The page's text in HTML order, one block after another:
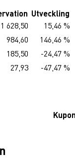
Utveckling
1 628,50
15,46 %
984,60
146,46 %
185,50
-24,47 %
27,93 -47,47 %